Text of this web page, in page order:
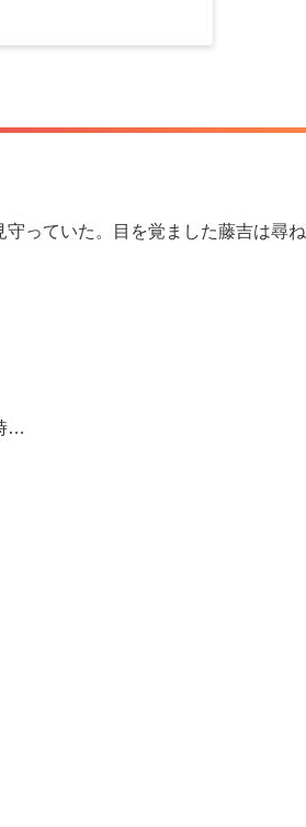
っていた。目を覚ました藤吉は尋ね
…